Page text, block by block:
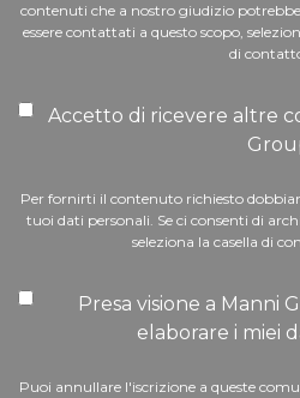
contenuti che a nostro giudizio
essere contattati a questo scopo,
di
Accetto di ricevere altre
Per fornirti il contenuto richiesto
tuoi dati personali. Se ci consenti di
seleziona la casella di
Presa visione a Manni
elaborare i miei
Puoi annullare l'iscrizione a queste